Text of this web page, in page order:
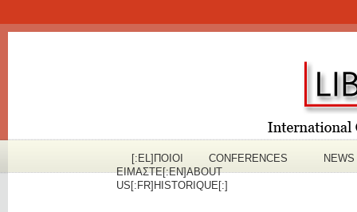
[:EL]ΠOΙΟΙ
ΕΙΜΑΣΤΕ[:EN]ABOUT
US[:FR]HISTORIQUE[:]
CONFERENCES NEWS